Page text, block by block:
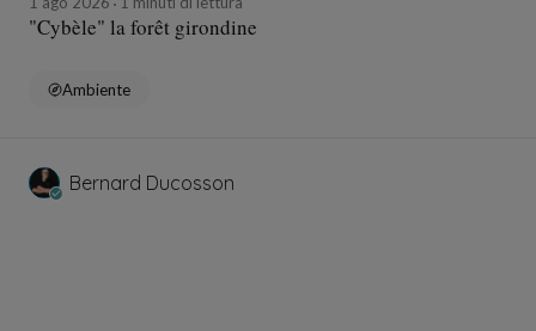
"Cybèle" la forêt girondine
Ambiente
Bernard Ducosson